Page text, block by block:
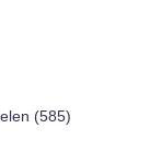
(585)